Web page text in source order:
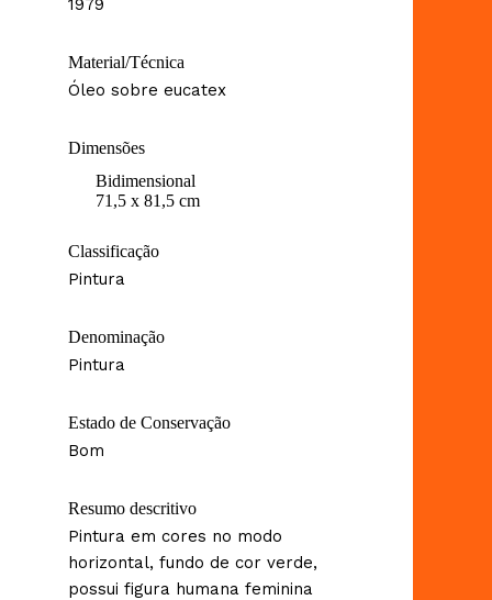
1979
Material/Técnica
Óleo sobre eucatex
Dimensões
Bidimensional
71,5 x 81,5 cm
Classificação
Pintura
Denominação
Pintura
Estado de Conservação
Bom
Resumo descritivo
Pintura em cores no modo
horizontal, fundo de cor verde,
possui figura humana feminina